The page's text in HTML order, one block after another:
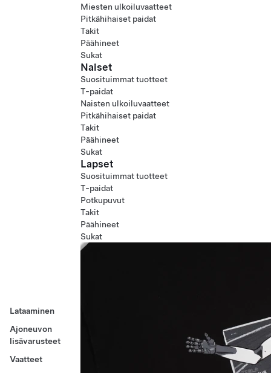
Lataaminen
Ajoneuvon
lisävarusteet
Vaatteet
Miesten ulkoiluvaatteet
Pitkähihaiset paidat
Takit
Päähineet
Sukat
Naiset
Suosituimmat tuotteet
T-paidat
Naisten ulkoiluvaatteet
Pitkähihaiset paidat
Takit
Päähineet
Sukat
Lapset
Suosituimmat tuotteet
T-paidat
Potkupuvut
Takit
Päähineet
Sukat